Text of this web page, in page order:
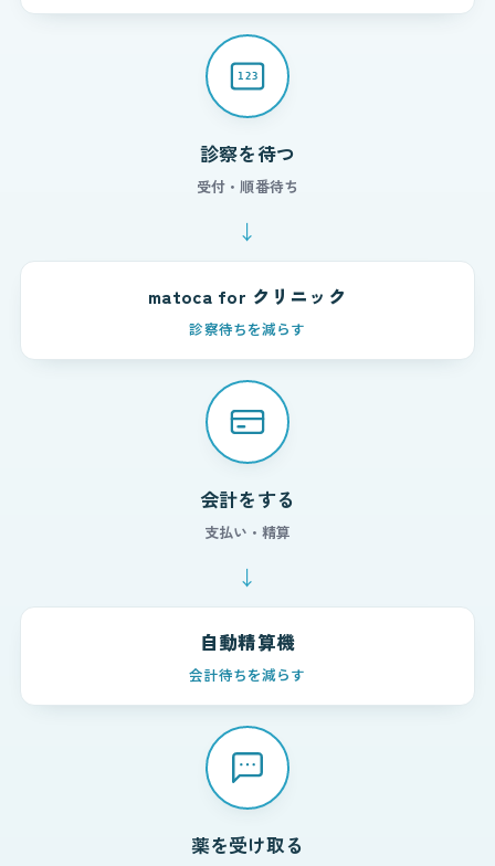
123
診察を待つ
受付・順番待ち
↓
matoca for クリニック
診察待ちを減らす
会計をする
支払い・精算
↓
自動精算機
会計待ちを減らす
薬を受け取る